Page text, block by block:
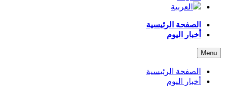
الصفحة الرئيسية
أخبار اليوم
Menu
الصفحة الرئيسية
أخبار اليوم